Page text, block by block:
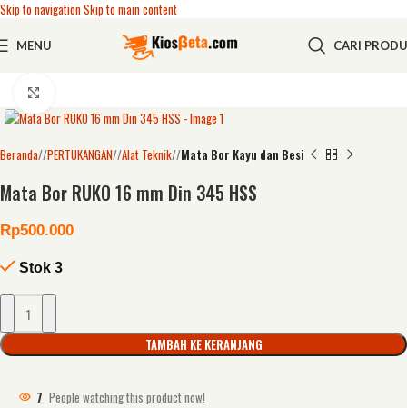
Skip to navigationSkip to main content
MENU CARI
Beranda/ PERTUKANGAN/ Alat Teknik/ Mata Bor Kayu dan Besi
Mata Bor RUKO 16 mm Din 345 HSS
Rp500.000
Stok 3
TAMBAH KE KERANJANG
7 People watching this product now!